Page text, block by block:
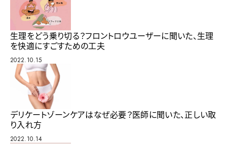
生理をどう乗り切る？フロントロウユーザーに聞いた、生理
を快適にすごすための工夫
2022.10.15
デリケートゾーンケアはなぜ必要？医師に聞いた、正しい取
り入れ方
2022.10.14